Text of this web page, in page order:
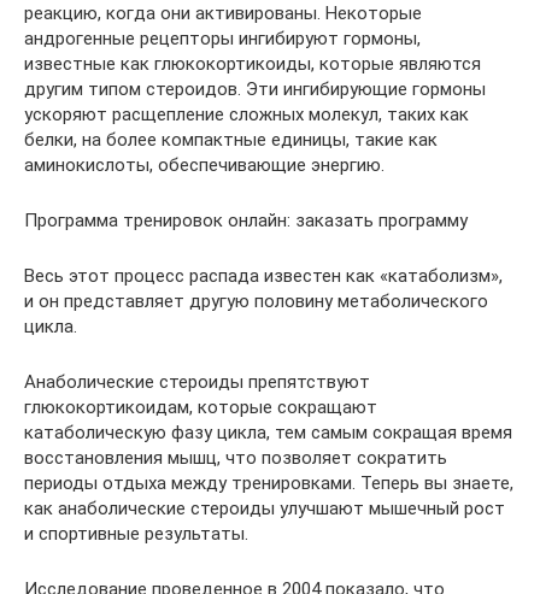
реакцию, когда они активированы. Некоторые
андрогенные рецепторы ингибируют гормоны,
известные как глюкокортикоиды, которые являются
другим типом стероидов. Эти ингибирующие гормоны
ускоряют расщепление сложных молекул, таких как
белки, на более компактные единицы, такие как
аминокислоты, обеспечивающие энергию.
Программа тренировок онлайн: заказать программу
Весь этот процесс распада известен как «катаболизм»,
и он представляет другую половину метаболического
цикла.
Анаболические стероиды препятствуют
глюкокортикоидам, которые сокращают
катаболическую фазу цикла, тем самым сокращая время
восстановления мышц, что позволяет сократить
периоды отдыха между тренировками. Теперь вы знаете,
как анаболические стероиды улучшают мышечный рост
и спортивные результаты.
Исследование проведенное в 2004 показало, что